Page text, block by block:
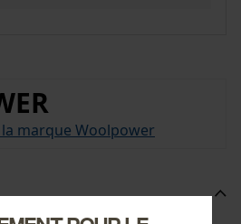
marque Woolpower